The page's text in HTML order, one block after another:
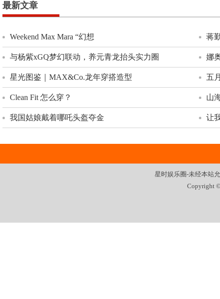
最新文章
Weekend Max Mara “幻想 蒋
与杨紫xGQ梦幻联动，养元青龙抬头实力圈 娜
星光图鉴｜MAX&Co.龙年穿搭造型 五
Clean Fit 怎么穿？ 山
我国姑娘戴着哪吒头盔夺金 让
星时娱乐圈-未经本站
Copyright